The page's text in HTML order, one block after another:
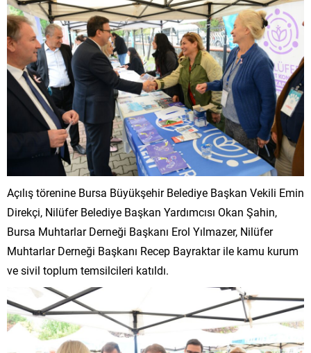
Açılış törenine Bursa Büyükşehir Belediye Başkan Vekili Emin
Direkçi, Nilüfer Belediye Başkan Yardımcısı Okan Şahin,
Bursa Muhtarlar Derneği Başkanı Erol Yılmazer, Nilüfer
Muhtarlar Derneği Başkanı Recep Bayraktar ile kamu kurum
ve sivil toplum temsilcileri katıldı.